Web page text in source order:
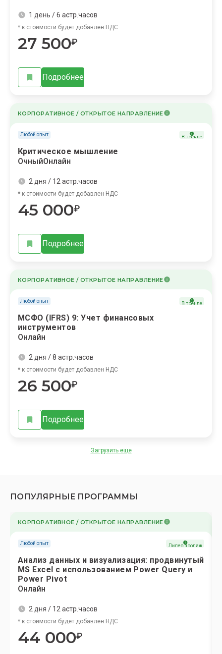
1 день / 6 астр.часов
* к стоимости будет добавлен НДС
27 500₽
Подробнее
КОРПОРАТИВНОЕ / ОТКРЫТОЕ НАПРАВЛЕНИЕ
Любой опыт В тренде
Критическое мышление
ОчныйОнлайн
2 дня / 12 астр.часов
* к стоимости будет добавлен НДС
45 000₽
Подробнее
КОРПОРАТИВНОЕ / ОТКРЫТОЕ НАПРАВЛЕНИЕ
Любой опыт В тренде
МСФО (IFRS) 9: Учет финансовых
инструментов
Онлайн
2 дня / 8 астр.часов
* к стоимости будет добавлен НДС
26 500₽
Подробнее
Загрузить еще
ПОПУЛЯРНЫЕ ПРОГРАММЫ
КОРПОРАТИВНОЕ / ОТКРЫТОЕ НАПРАВЛЕНИЕ
Любой опыт Лидер продаж
Анализ данных и визуализация: продвинутый
МS Excel с использованием Power Query и
Power Pivot
Онлайн
2 дня / 12 астр.часов
* к стоимости будет добавлен НДС
44 000₽